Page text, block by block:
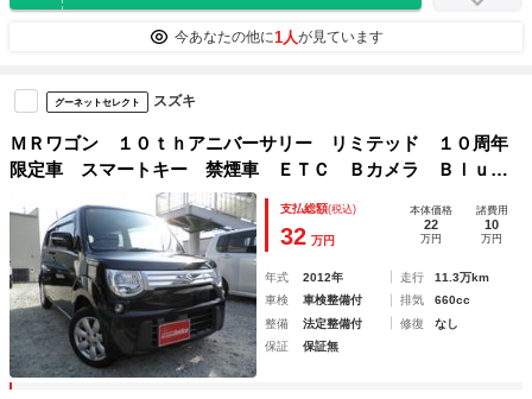
今あなたの他に1人が見ています
グーネットセレクト スズキ
ＭＲワゴン １０ｔｈアニバーサリー リミテッド １０周年
限定車 スマートキー 禁煙車 ＥＴＣ Ｂカメラ Ｂｌｕｅ
支払総額(税込)
32 万円
本体価格
22
万円
諸費用
10
万円
年式 2012年 走行
11.3万km
車検
車検整備付 排気
660cc
整備
法定整備付 修復
なし
保証
保証無